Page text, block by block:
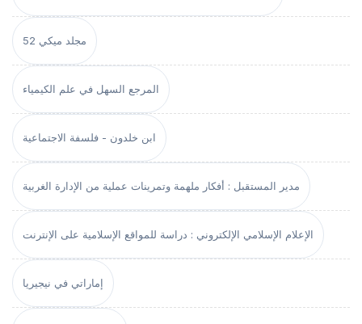
مجلد ميكي 52
المرجع السهل في علم الكيمياء
ابن خلدون - فلسفة الاجتماعية
مدير المستقبل : أفكار ملهمة وتمرينات عملية من الإدارة الغربية
الإعلام الإسلامي الإلكتروني : دراسة للمواقع الإسلامية على الإنترنت
إماراتي في نيجيريا